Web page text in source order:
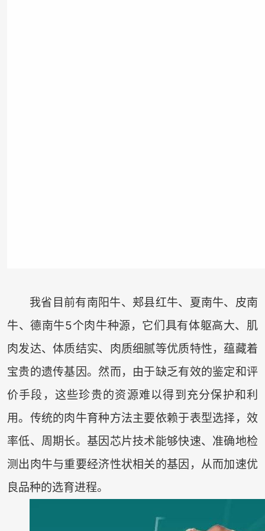
我省目前有南阳牛、郏县红牛、夏南牛、皮南
牛、德南牛5个肉牛种源，它们具有体躯高大、肌
肉发达、体质结实、肉质细腻等优质特性，蕴藏着
宝贵的遗传基因。然而，由于缺乏有效的鉴定和评
价手段，这些珍贵的资源难以得到充分保护和利
用。传统的肉牛育种方法主要依赖于表型选择，效
率低、周期长。基因芯片技术能够快速、准确地检
测出肉牛与重要经济性状相关的基因，从而加速优
良品种的选育进程。